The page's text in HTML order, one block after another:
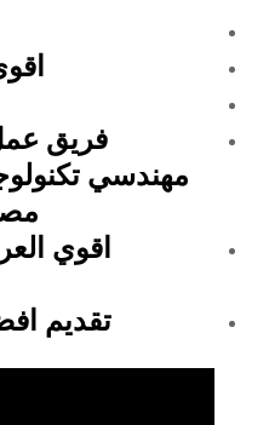
فريق
مهندسي
اقوي
تقديم